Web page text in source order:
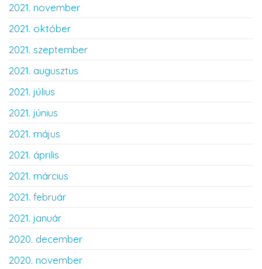
2021. november
2021. október
2021. szeptember
2021. augusztus
2021. július
2021. június
2021. május
2021. április
2021. március
2021. február
2021. január
2020. december
2020. november